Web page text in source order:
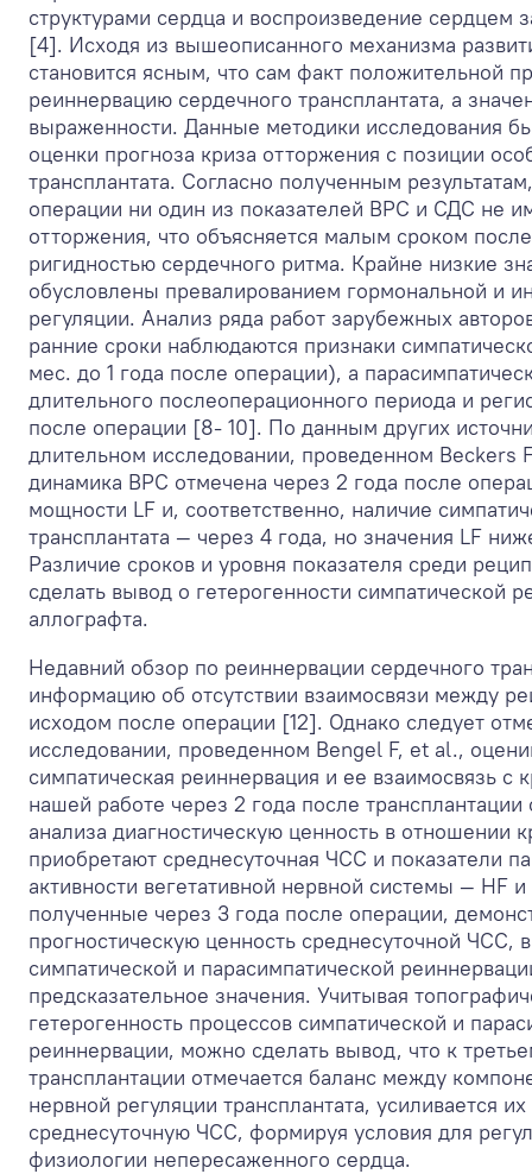
структурами сердца и воспроизведение сердцем
[4]. Исходя из вышеописанного механизма
становится ясным, что сам факт положительной
реиннервацию сердечного трансплантата, а
выраженности. Данные методики исследования
оценки прогноза криза отторжения с позиции
трансплантата. Согласно полученным
операции ни один из показателей ВРС и СДС не
отторжения, что объясняется малым сроком
ригидностью сердечного ритма. Крайне низкие
обусловлены превалированием гормональной и
регуляции. Анализ ряда работ зарубежных
ранние сроки наблюдаются признаки
мес. до 1 года после операции), а
длительного послеоперационного периода и
после операции [8- 10]. По данным других
длительном исследовании, проведенном Beckers
динамика ВРС отмечена через 2 года после
мощности LF и, соответственно, наличие
трансплантата — через 4 года, но значения LF
Различие сроков и уровня показателя среди
сделать вывод о гетерогенности симпатической
аллографта.
Недавний обзор по реиннервации сердечного
информацию об отсутствии взаимосвязи между
исходом после операции [12]. Однако следует
исследовании, проведенном Bengel F, et al.,
симпатическая реиннервация и ее взаимосвязь с
нашей работе через 2 года после
анализа диагностическую ценность в отношении
приобретают среднесуточная ЧСС и показатели
активности вегетативной нервной системы — HF
полученные через 3 года после операции,
прогностическую ценность среднесуточной ЧСС,
симпатической и парасимпатической
предсказательное значения. Учитывая
гетерогенность процессов симпатической и
реиннервации, можно сделать вывод, что к
трансплантации отмечается баланс между
нервной регуляции трансплантата, усиливается
среднесуточную ЧСС, формируя условия для
физиологии непересаженного сердца.